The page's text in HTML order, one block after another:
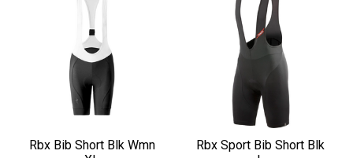
Rbx Bib Short Blk Wmn
Rbx Sport Bib Short Blk